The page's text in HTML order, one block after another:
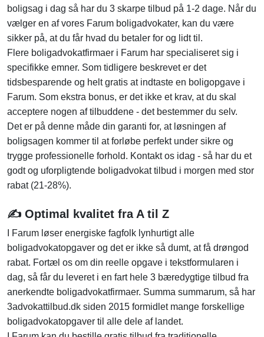
boligsag i dag så har du 3 skarpe tilbud på 1-2 dage. Når du
vælger en af vores Farum boligadvokater, kan du være
sikker på, at du får hvad du betaler for og lidt til.
Flere boligadvokatfirmaer i Farum har specialiseret sig i
specifikke emner. Som tidligere beskrevet er det
tidsbesparende og helt gratis at indtaste en boligopgave i
Farum. Som ekstra bonus, er det ikke et krav, at du skal
acceptere nogen af tilbuddene - det bestemmer du selv.
Det er på denne måde din garanti for, at løsningen af
boligsagen kommer til at forløbe perfekt under sikre og
trygge professionelle forhold. Kontakt os idag - så har du et
godt og uforpligtende boligadvokat tilbud i morgen med stor
rabat (21-28%).
✍️ Optimal kvalitet fra A til Z
I Farum løser energiske fagfolk lynhurtigt alle
boligadvokatopgaver og det er ikke så dumt, at få drøngod
rabat. Fortæl os om din reelle opgave i tekstformularen i
dag, så får du leveret i en fart hele 3 bæredygtige tilbud fra
anerkendte boligadvokatfirmaer. Summa summarum, så har
3advokattilbud.dk siden 2015 formidlet mange forskellige
boligadvokatopgaver til alle dele af landet.